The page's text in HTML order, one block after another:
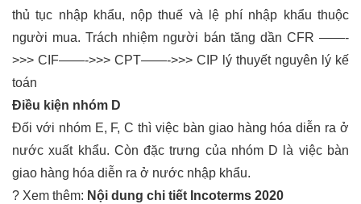
thủ tục nhập khẩu, nộp thuế và lệ phí nhập khẩu thuộc
người mua. Trách nhiệm người bán tăng dần CFR ——-
>>> CIF——->>> CPT——->>> CIP lý thuyết nguyên lý kế
toán
Điều kiện nhóm D
Đối với nhóm E, F, C thì việc bàn giao hàng hóa diễn ra ở
nước xuất khẩu. Còn đặc trưng của nhóm D là việc bàn
giao hàng hóa diễn ra ở nước nhập khẩu.
? Xem thêm: Nội dung chi tiết Incoterms 2020